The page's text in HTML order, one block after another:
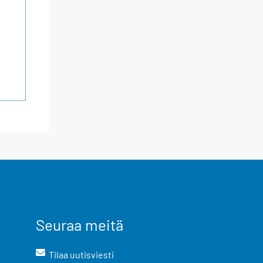
Seuraa meitä
Tilaa uutisviesti